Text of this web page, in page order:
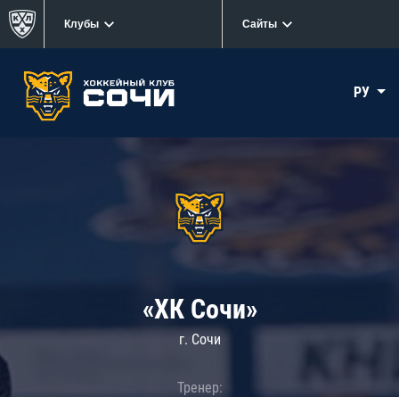
Клубы Сайты
РУ
«ХК Сочи»
г. Сочи
Тренер: